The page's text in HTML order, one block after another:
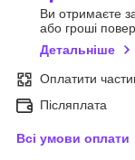
Ви отримаєте
або гроші
Детальніше
Оплатити
Післяплата
Всі умови оплати